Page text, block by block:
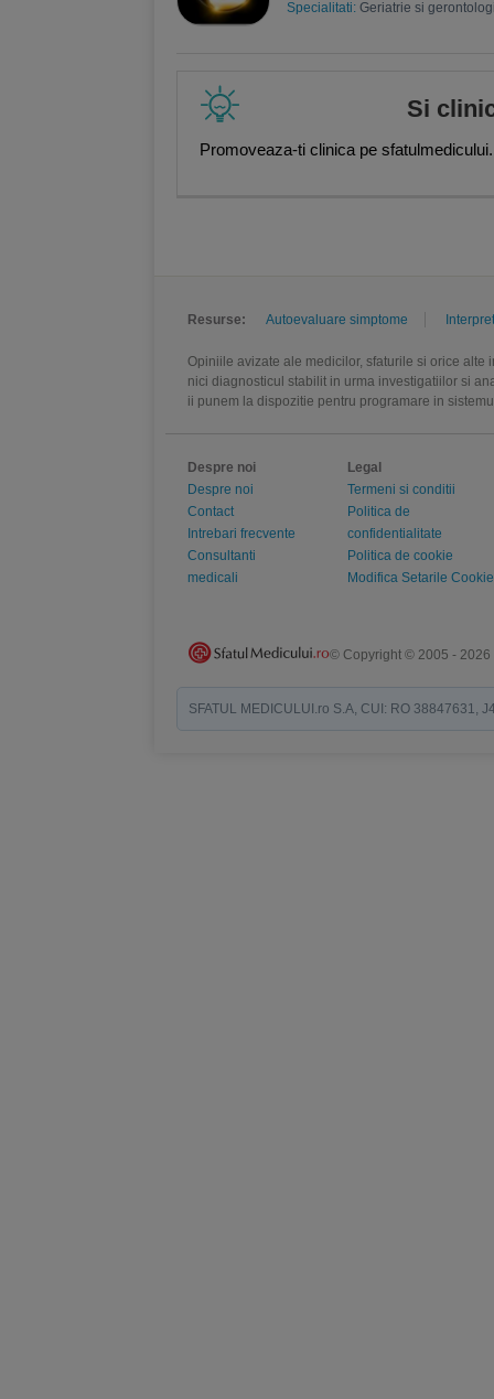
Specialitati: Geriatrie si
Si
Promoveaza-ti clinica pe
Resurse: Autoevaluare simptome
Opiniile avizate ale medicilor, sfaturile si orice
nici diagnosticul stabilit in urma investigatiilor si
ii punem la dispozitie pentru programare in
Despre noi
Despre noi
Contact
Intrebari frecvente
Consultanti
medicali
Legal
Termeni si conditii
Politica de
confidentialitate
Politica de cookie
Modifica Setarile Cookie
© Copyright © 2005 - 2026
SFATUL MEDICULUI.ro S.A, CUI: RO 38847631,